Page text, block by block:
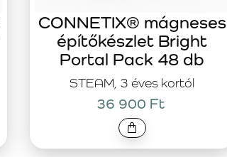
STEAM, 3 éves kortól
CONNETIX® mágneses
építőkészlet Bright
Portal Pack 48 db
36 900 Ft